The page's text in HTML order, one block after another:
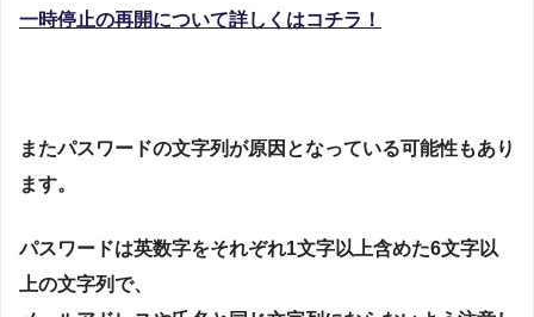
一時停止の再開について詳しくはコチラ！
またパスワードの文字列が原因となっている可能性もあり
ます。
パスワードは英数字をそれぞれ1文字以上含めた6文字以
上の文字列で、